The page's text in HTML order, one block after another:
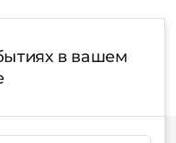
в вашем